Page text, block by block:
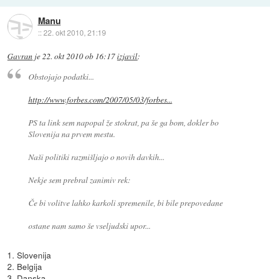
Manu
::22. okt 2010, 21:19
Gavran je22. okt 2010 ob 16:17izjavil:
Obstojajo podatki...
http://www.forbes.com/2007/05/03/forbes...
PS ta link sem napopal že stokrat, pa še ga bom, dokler bo
Slovenija na prvem mestu.
Naši politiki razmišljajo o novih davkih...
Nekje sem prebral zanimiv rek:
Če bi volitve lahko karkoli spremenile, bi bile prepovedane
ostane nam samo še vseljudski upor...
1. Slovenija
2. Belgija